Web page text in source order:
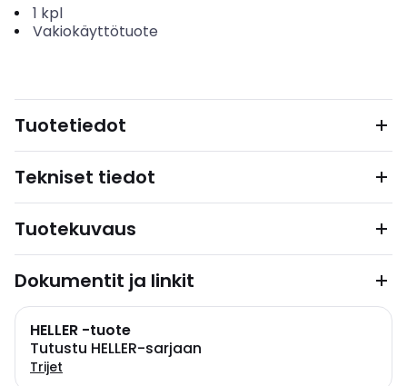
1 kpl
Vakiokäyttötuote
Tuotetiedot
Tekniset tiedot
Tuotekuvaus
Dokumentit ja linkit
HELLER -tuote
Tutustu HELLER-sarjaan
Trijet